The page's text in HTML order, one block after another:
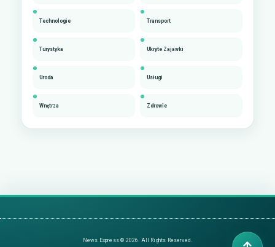
Technologie Transport
Turystyka Ukryte Zajawki
Uroda Usługi
Wnętrza Zdrowie
News Express © 2026. All Rights Reserved.